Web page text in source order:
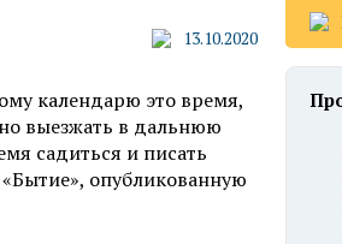
13.10.2020
календарю это время,
выезжать в дальнюю
садиться и писать
«Бытие», опубликованную